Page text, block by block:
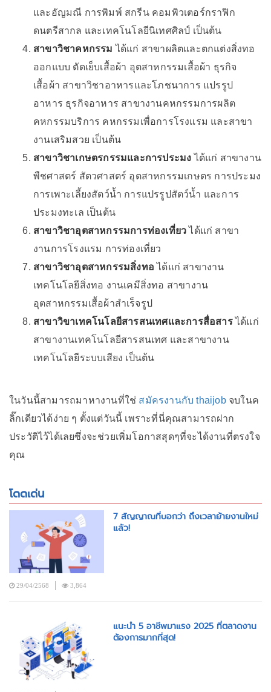
และอัญมณี การพิมพ์ สกรีน คอมพิวเตอร์กราฟิก
ดนตรีสากล และเทคโนโลยีนิเทศศิลป์ เป็นต้น
สาขาวิชาคหกรรม ได้แก่ สาขาผลิตและตกแต่งสิ่งทอ
ออกแบบ ตัดเย็บเสื้อผ้า อุตสาหกรรมเสื้อผ้า ธุรกิจ
เสื้อผ้า สาขาวิชาอาหารและโภชนาการ แปรรูป
อาหาร ธุรกิจอาหาร สาขางานคหกรรมการผลิต
คหกรรมบริการ คหกรรมเพื่อการโรงแรม และสาขา
งานเสริมสวย เป็นต้น
สาขาวิชาเกษตรกรรมและการประมง ได้แก่ สาขางาน
พืชศาสตร์ สัตวศาสตร์ อุตสาหกรรมเกษตร การประมง
การเพาะเลี้ยงสัตว์น้ำ การแปรรูปสัตว์น้ำ และการ
ประมงทะเล เป็นต้น
สาขาวิชาอุตสาหกรรมการท่องเที่ยวได้แก่ สาขา
งานการโรงแรม การท่องเที่ยว
สาขาวิชาอุตสาหกรรมสิ่งทอ ได้แก่ สาขางาน
เทคโนโลยีสิ่งทอ งานเคมีสิ่งทอ สาขางาน
อุตสาหกรรมเสื้อผ้าสำเร็จรูป
สาขาวิขาเทคโนโลยีสารสนเทศและการสื่อสารได้แก่
สาขางานเทคโนโลยีสารสนเทศ และสาขางาน
เทคโนโลยีระบบเสียง เป็นต้น
ในวันนี้สามารถมาหางานที่ใช่ สมัครงานกับ thaijobจบในค
ลิ๊กเดียวได้ง่าย ๆ ตั้งแต่วันนี้ เพราะที่นี่คุณสามารถฝาก
ประวัติไว้ได้เลยซึ่งจะช่วยเพิ่มโอกาสสุดๆที่จะได้งานที่ตรงใจ
คุณ
โดดเด่น
7 สัญญาณที่บอกว่า ถึงเวลาย้ายงานใหม่
แล้ว!
29/04/2568 3,864
แนะนำ 5 อาชีพมาแรง 2025 ที่ตลาดงาน
ต้องการมากที่สุด!